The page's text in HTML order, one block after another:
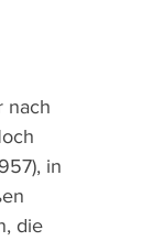
nach
in
die